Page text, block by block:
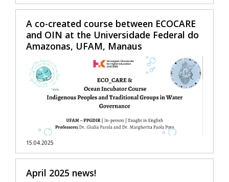
A co-created course between ECOCARE
and OIN at the Universidade Federal do
Amazonas, UFAM, Manaus
15.04.2025
April 2025 news!